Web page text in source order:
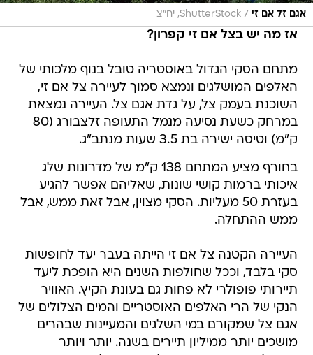
אגם זל אם זי / ShutterStock, יח"צ
אז מה יש בצל אם זי קפרון?
מתחם הסקי הגדול באוסטריה טובל בנוף מלכותי של
האלפים המושלגים ונמצא סמוך לעיירה צל אם זי,
השוכנת בעמק צל, על גדת אגם צל. העיירה נמצאת
במרחק כשעת נסיעה מנמל התעופה זלצבורג (80
ק"מ) וטיסה ישירה בת 3.5 שעות מנתב"ג.
בחורף מציע המתחם 138 ק"מ של מדרונות שלג
איכותי ברמות קושי שונות, שאליהם אפשר להגיע
בעזרת 50 מעליות. הסקי מצוין, אבל זאת ממש, אבל
ממש ההתחלה.
העיירה הקטנה צל אם זי הייתה בעבר יעד לחופשות
סקי בלבד, וככל שחולפות השנים היא הופכת ליעד
תיירותי פופולרי לא פחות גם בעונת הקיץ. האוויר
הנקי של הרי האלפים האוסטריים והמים הצלולים של
אגם צל שמקורם במי השלגים והמעיינות שבהרים
מושכים יותר ממיליון תיירים בשנה. יותר ויותר